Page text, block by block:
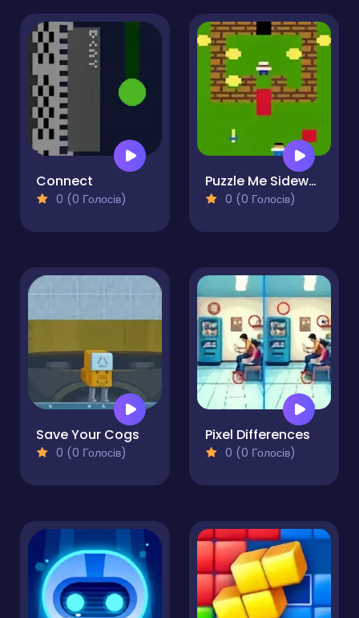
Connect
0 (0 Голосів)
Puzzle Me Sideways
0 (0 Голосів)
Save Your Cogs
0 (0 Голосів)
Pixel Differences
0 (0 Голосів)